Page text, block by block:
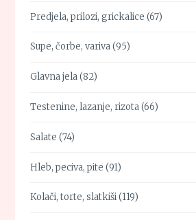
Predjela, prilozi, grickalice (67)
Supe, čorbe, variva(95)
Glavna jela(82)
Testenine, lazanje, rizota(66)
Salate (74)
Hleb, peciva, pite (91)
Kolači, torte, slatkiši(119)